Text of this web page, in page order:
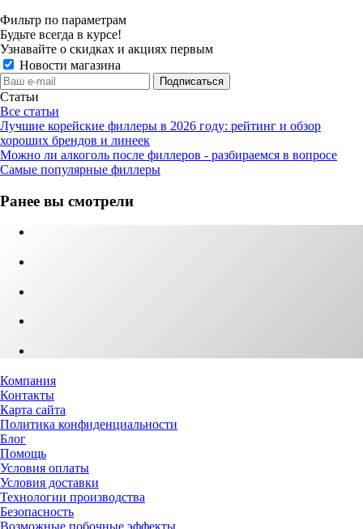
Фильтр по параметрам
Будьте всегда в курсе!
Узнавайте о скидках и акциях первым
Новости магазина
Статьи
Все статьи
Лучшие корейские филлеры в 2026 году: рейтинг и обзор
хороших брендов и линеек
Можно ли алкоголь после филлеров - разбираемся в вопросе
Самые популярные филлеры
Ранее вы смотрели
Компания
Контакты
Карта сайта
Политика конфиденциальности
Блог
Помощь
Условия оплаты
Условия доставки
Технологии производства
Безопасность
Возможные побочные эффекты